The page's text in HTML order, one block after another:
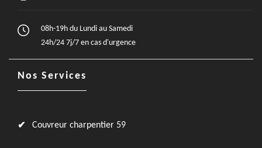
08h-19h du Lundi au Samedi
24h/24 7j/7 en cas d'urgence
Nos Services
Couvreur charpentier 59